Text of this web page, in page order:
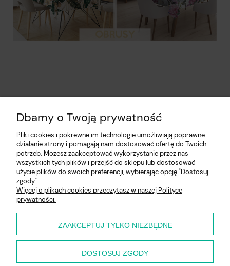
Pomoc
Moje konto
Płatności i dostawa
Dbamy o Twoją prywatność
Pliki cookies i pokrewne im technologie umożliwiają poprawne
działanie strony i pomagają nam dostosować ofertę do Twoich
potrzeb. Możesz zaakceptować wykorzystanie przez nas
wszystkich tych plików i przejść do sklepu lub dostosować
użycie plików do swoich preferencji, wybierając opcję "Dostosuj
zgody".
Więcej o plikach cookies przeczytasz w naszej Polityce
prywatności.
ZAAKCEPTUJ TYLKO NIEZBĘDNE
DOSTOSUJ ZGODY